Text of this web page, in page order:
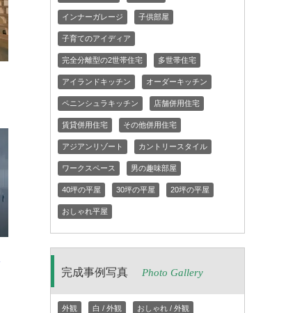
インナーガレージ 子供部屋
子育てのアイディア
完全分離型の2世帯住宅 多世帯住宅
アイランドキッチン オーダーキッチン
ペニンシュラキッチン 店舗併用住宅
賃貸併用住宅 その他併用住宅
アジアンリゾート カントリースタイル
ワークスペース 男の趣味部屋
40坪の平屋 30坪の平屋 20坪の平屋
おしゃれ平屋
完成事例写真 Photo Gallery
外観 白 / 外観 おしゃれ / 外観